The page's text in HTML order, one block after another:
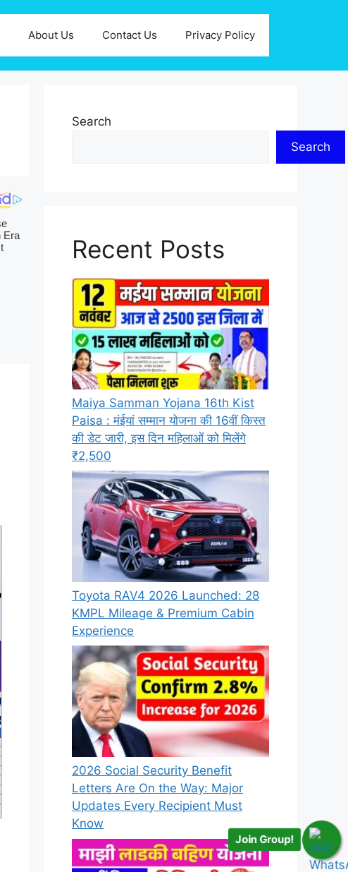
About Us Contact Us Privacy Policy
Search
Search
Recent Posts
Maiya Samman Yojana 16th Kist
Paisa : मंईयां सम्मान योजना की 16वीं किस्त
की डेट जारी, इस दिन महिलाओं को मिलेंगे
₹2,500
Toyota RAV4 2026 Launched: 28
KMPL Mileage & Premium Cabin
Experience
2026 Social Security Benefit
Letters Are On the Way: Major
Updates Every Recipient Must
Know
Join Group!